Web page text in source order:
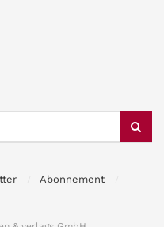
Abonnement